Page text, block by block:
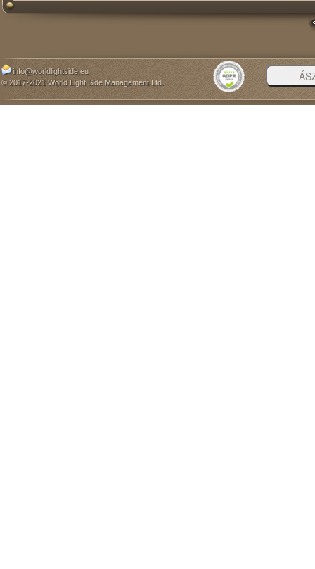
info@worldlightside.eu
© 2017-2021 World Light Side Management Ltd.